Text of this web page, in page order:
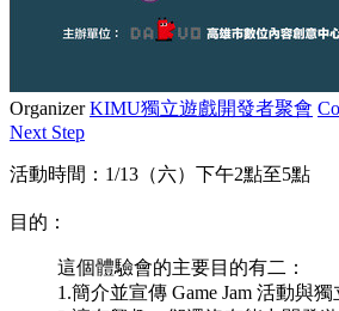
OrganizerKIMU獨立遊戲開發者聚會
Next Step
活動時間：1/13（六）下午2點至5點
目的：
這個體驗會的主要目的有二：
1.簡介並宣傳 Game Jam 活動與獨